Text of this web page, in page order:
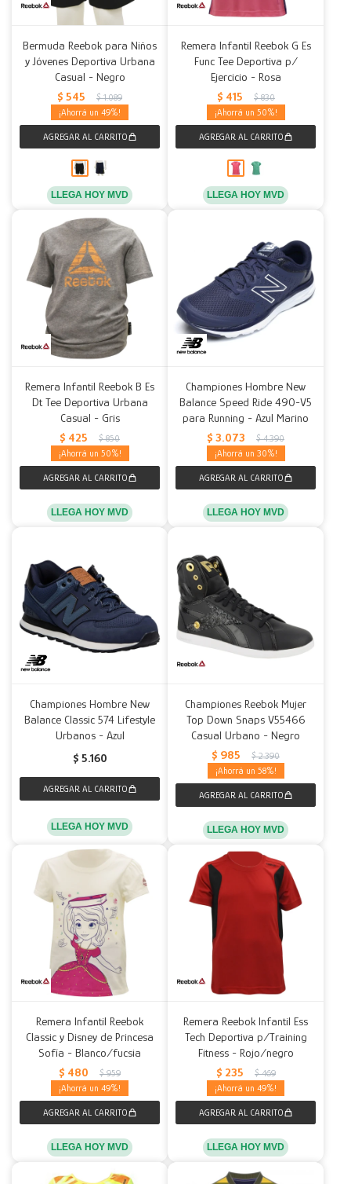
Bermuda Reebok para Niños
y Jóvenes Deportiva Urbana
Casual - Negro
$ 545 $ 1.089
49
LLEGA HOY MVD
Remera Infantil Reebok G Es
Func Tee Deportiva p/
Ejercicio - Rosa
$ 415 $ 830
50
LLEGA HOY MVD
Remera Infantil Reebok B Es
Dt Tee Deportiva Urbana
Casual - Gris
$ 425 $ 850
50
LLEGA HOY MVD
Championes Hombre New
Balance Speed Ride 490-V5
para Running - Azul Marino
$ 3.073 $ 4.390
30
LLEGA HOY MVD
Championes Hombre New
Balance Classic 574 Lifestyle
Urbanos - Azul
$ 5.160
LLEGA HOY MVD
Championes Reebok Mujer
Top Down Snaps V55466
Casual Urbano - Negro
$ 985 $ 2.390
58
LLEGA HOY MVD
Remera Infantil Reebok
Classic y Disney de Princesa
Sofía - Blanco/fucsia
$ 480 $ 959
49
LLEGA HOY MVD
Remera Reebok Infantil Ess
Tech Deportiva p/Training
Fitness - Rojo/negro
$ 235 $ 469
49
LLEGA HOY MVD